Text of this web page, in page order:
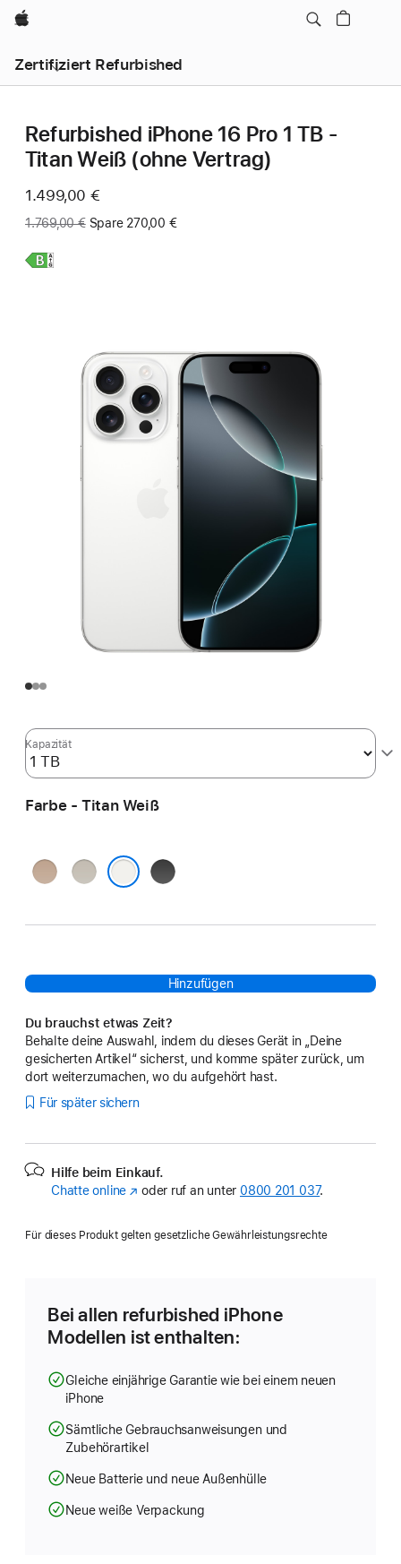
Apple
Zertifiziert Refurbished
Refurbished iPhone 16 Pro 1 TB -
Titan Weiß (ohne Vertrag)
Jetzt
1.499,00 €
Vorher:
1.769,00 € Spare 270,00 €
Weitere
Kapazität
Farbe - Titan Weiß
Titan
Wüstensand
Titan Natur Titan Schwarz
Hinzufügen
Du brauchst etwas Zeit?
Behalte deine Auswahl, indem du dieses Gerät in „Deine
gesicherten Artikel“ sicherst, und komme später zurück, um
dort weiterzumachen, wo du aufgehört hast.
Für später sichern
Hilfe beim Einkauf.
Chatte online (Öffnet
Fenster)
oder ruf an unter 0800 201 037.
Für dieses Produkt gelten gesetzliche Gewährleistungsrechte
Bei allen refurbished iPhone
Modellen ist enthalten:
Gleiche einjährige Garantie wie bei einem neuen
iPhone
Sämtliche Gebrauchsanweisungen und
Zubehörartikel
Neue Batterie und neue Außenhülle
Neue weiße Verpackung